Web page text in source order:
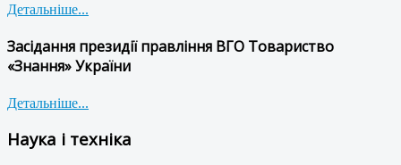
Детальніше...
Засідання президії правління ВГО Товариство
«Знання» України
Детальніше...
Наука і техніка